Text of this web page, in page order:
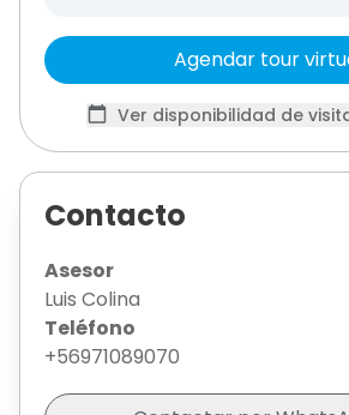
Agendar tour
Ver disponibilidad de
Contacto
Asesor
Luis Colina
Teléfono
+56971089070